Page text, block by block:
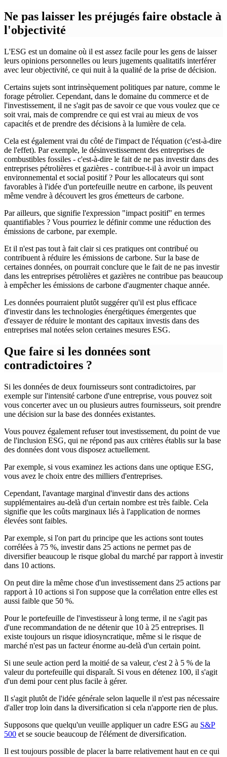
Ne pas laisser les préjugés faire obstacle à
l'objectivité
L'ESG est un domaine où il est assez facile pour les gens de laisser
leurs opinions personnelles ou leurs jugements qualitatifs interférer
avec leur objectivité, ce qui nuit à la qualité de la prise de décision.
Certains sujets sont intrinsèquement politiques par nature, comme le
forage pétrolier. Cependant, dans le domaine du commerce et de
l'investissement, il ne s'agit pas de savoir ce que vous voulez que ce
soit vrai, mais de comprendre ce qui est vrai au mieux de vos
capacités et de prendre des décisions à la lumière de cela.
Cela est également vrai du côté de l'impact de l'équation (c'est-à-dire
de l'effet). Par exemple, le désinvestissement des entreprises de
combustibles fossiles - c'est-à-dire le fait de ne pas investir dans des
entreprises pétrolières et gazières - contribue-t-il à avoir un impact
environnemental et social positif ? Pour les allocateurs qui sont
favorables à l'idée d'un portefeuille neutre en carbone, ils peuvent
même vendre à découvert les gros émetteurs de carbone.
Par ailleurs, que signifie l'expression "impact positif" en termes
quantifiables ? Vous pourriez le définir comme une réduction des
émissions de carbone, par exemple.
Et il n'est pas tout à fait clair si ces pratiques ont contribué ou
contribuent à réduire les émissions de carbone. Sur la base de
certaines données, on pourrait conclure que le fait de ne pas investir
dans les entreprises pétrolières et gazières ne contribue pas beaucoup
à empêcher les émissions de carbone d'augmenter chaque année.
Les données pourraient plutôt suggérer qu'il est plus efficace
d'investir dans les technologies énergétiques émergentes que
d'essayer de réduire le montant des capitaux investis dans des
entreprises mal notées selon certaines mesures ESG.
Que faire si les données sont
contradictoires ?
Si les données de deux fournisseurs sont contradictoires, par
exemple sur l'intensité carbone d'une entreprise, vous pouvez soit
vous concerter avec un ou plusieurs autres fournisseurs, soit prendre
une décision sur la base des données existantes.
Vous pouvez également refuser tout investissement, du point de vue
de l'inclusion ESG, qui ne répond pas aux critères établis sur la base
des données dont vous disposez actuellement.
Par exemple, si vous examinez les actions dans une optique ESG,
vous avez le choix entre des milliers d'entreprises.
Cependant, l'avantage marginal d'investir dans des actions
supplémentaires au-delà d'un certain nombre est très faible. Cela
signifie que les coûts marginaux liés à l'application de normes
élevées sont faibles.
Par exemple, si l'on part du principe que les actions sont toutes
corrélées à 75 %, investir dans 25 actions ne permet pas de
diversifier beaucoup le risque global du marché par rapport à investir
dans 10 actions.
On peut dire la même chose d'un investissement dans 25 actions par
rapport à 10 actions si l'on suppose que la corrélation entre elles est
aussi faible que 50 %.
Pour le portefeuille de l'investisseur à long terme, il ne s'agit pas
d'une recommandation de ne détenir que 10 à 25 entreprises. Il
existe toujours un risque idiosyncratique, même si le risque de
marché n'est pas un facteur énorme au-delà d'un certain point.
Si une seule action perd la moitié de sa valeur, c'est 2 à 5 % de la
valeur du portefeuille qui disparaît. Si vous en détenez 100, il s'agit
d'un demi pour cent plus facile à gérer.
Il s'agit plutôt de l'idée générale selon laquelle il n'est pas nécessaire
d'aller trop loin dans la diversification si cela n'apporte rien de plus.
Supposons que quelqu'un veuille appliquer un cadre ESG au S&P
500 et se soucie beaucoup de l'élément de diversification.
Il est toujours possible de placer la barre relativement haut en ce qui